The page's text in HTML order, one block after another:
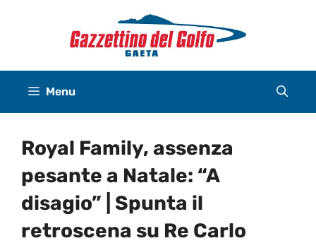
Menu
Royal Family, assenza
pesante a Natale: “A
disagio” | Spunta il
retroscena su Re Carlo